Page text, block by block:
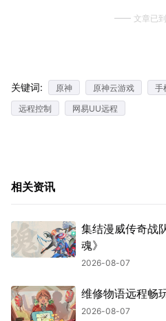
文章已
关键词: 原神 原神云游戏 手
远程控制
网易UU远程
相关资讯
集结漫威传奇战
魂》
2026-08-07
维修物语远程畅
2026-08-07